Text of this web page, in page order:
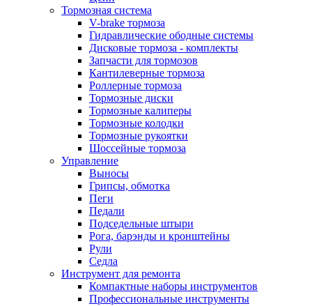
Тормозная система
V-brake тормоза
Гидравлические ободные системы
Дисковые тормоза - комплекты
Запчасти для тормозов
Кантилеверные тормоза
Роллерные тормоза
Тормозные диски
Тормозные калиперы
Тормозные колодки
Тормозные рукоятки
Шоссейные тормоза
Управление
Выносы
Грипсы, обмотка
Пеги
Педали
Подседельные штыри
Рога, барэнды и кронштейны
Рули
Седла
Инструмент для ремонта
Компактные наборы инструментов
Профессиональные инструменты